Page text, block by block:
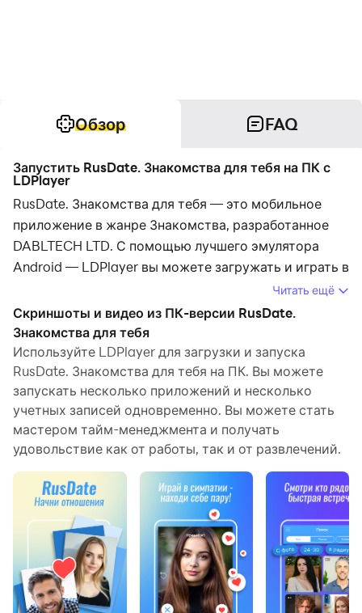
Обзор FAQ
Запустить RusDate. Знакомства для тебя на ПК с
LDPlayer
RusDate. Знакомства для тебя — это мобильное
приложение в жанре Знакомства, разработанное
DABLTECH LTD. С помощью лучшего эмулятора
Android — LDPlayer вы можете загружать и играть в
компьютере.
Запустив RusDate. Знакомства для тебя на
компьютере, вы сможете четко просматривать
страницы на большом экране, а управлять
приложениями с помощью мыши и клавиатуры
происходит намного быстрее, чем при
использовании клавиатуры с сенсорным экраном, и
вам никогда не придется беспокоиться о мощности
вашего устройства.
Благодаря функциям многократного открытия и
синхронизации вы даже можете запускать
несколько приложений и учетных записей на своем
ПК.
Читать ещё
Скриншоты и видео из ПК-версии RusDate.
Знакомства для тебя
Используйте LDPlayer для загрузки и запуска
RusDate. Знакомства для тебя на ПК. Вы можете
запускать несколько приложений и несколько
учетных записей одновременно. Вы можете стать
мастером тайм-менеджмента и получать
удовольствие как от работы, так и от развлечений.